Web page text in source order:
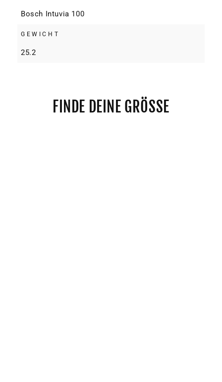
Bosch Intuvia 100
GEWICHT
25.2
FINDE DEINE GRÖSSE